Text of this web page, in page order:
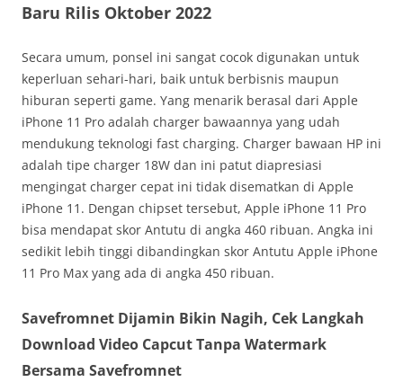
Baru Rilis Oktober 2022
Secara umum, ponsel ini sangat cocok digunakan untuk
keperluan sehari-hari, baik untuk berbisnis maupun
hiburan seperti game. Yang menarik berasal dari Apple
iPhone 11 Pro adalah charger bawaannya yang udah
mendukung teknologi fast charging. Charger bawaan HP ini
adalah tipe charger 18W dan ini patut diapresiasi
mengingat charger cepat ini tidak disematkan di Apple
iPhone 11. Dengan chipset tersebut, Apple iPhone 11 Pro
bisa mendapat skor Antutu di angka 460 ribuan. Angka ini
sedikit lebih tinggi dibandingkan skor Antutu Apple iPhone
11 Pro Max yang ada di angka 450 ribuan.
Savefromnet Dijamin Bikin Nagih, Cek Langkah
Download Video Capcut Tanpa Watermark
Bersama Savefromnet